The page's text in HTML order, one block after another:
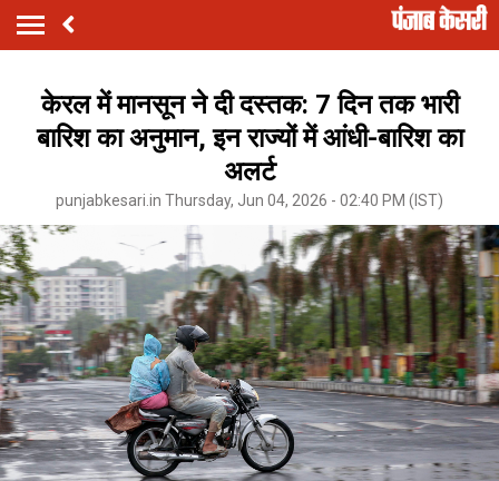
केरल में मानसून ने दी दस्तक: 7 दिन तक भारी
बारिश का अनुमान, इन राज्यों में आंधी-बारिश का
अलर्ट
punjabkesari.in Thursday, Jun 04, 2026 - 02:40 PM (IST)